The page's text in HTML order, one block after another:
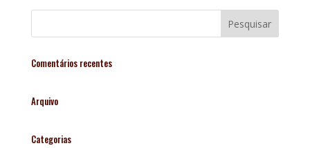
Comentários recentes
Arquivo
Categorias